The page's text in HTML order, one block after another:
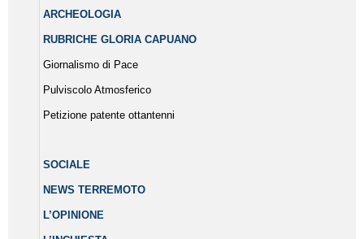
ARCHEOLOGIA
RUBRICHE GLORIA CAPUANO
Giornalismo di Pace
Pulviscolo Atmosferico
Petizione patente ottantenni
SOCIALE
NEWS TERREMOTO
L’OPINIONE